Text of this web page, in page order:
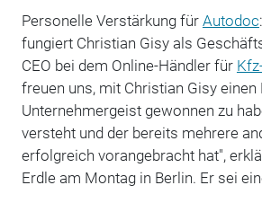
Personelle Verstärkung für Autodoc
fungiert Christian Gisy als
CEO bei dem Online-Händler für
freuen uns, mit Christian Gisy
Unternehmergeist gewonnen zu
versteht und der bereits mehrere
erfolgreich vorangebracht hat",
Erdle am Montag in Berlin. Er sei